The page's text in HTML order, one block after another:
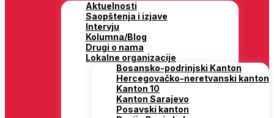
Aktuelnosti
Saopštenja i izjave
Intervju
Kolumna/Blog
Drugi o nama
Lokalne organizacije
Bosansko-podrinjski Kanton
Hercegovačko-neretvanski kanton
Kanton 10
Kanton Sarajevo
Posavski kanton